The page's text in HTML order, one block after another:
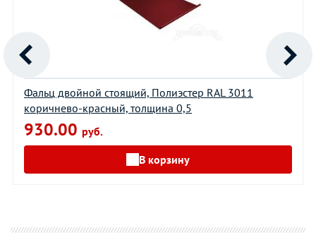
Фальц двойной стоящий, Полиэстер RAL 3011
коричнево-красный, толщина 0,5
930.00 руб.
В корзину